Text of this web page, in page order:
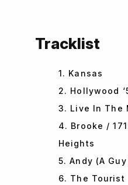
Tracklist
1. Kansas
2. Hollywood
3. Live In The
4. Brooke /
Heights
5. Andy (A
6. The Tourist